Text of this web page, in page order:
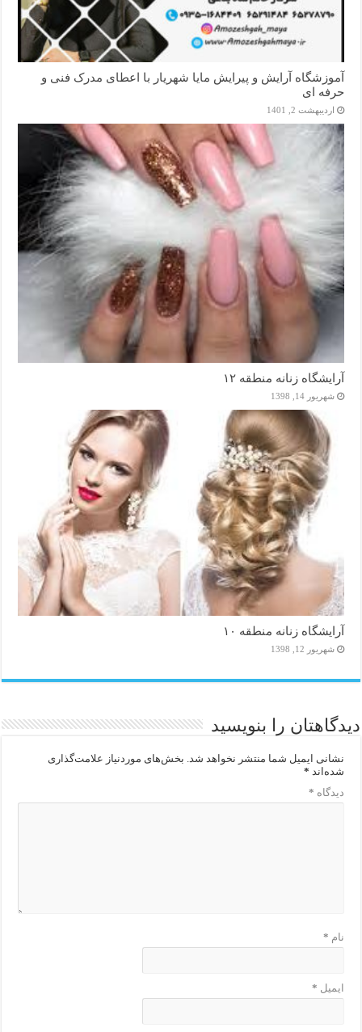
آموزشگاه آرایش و پیرایش مایا شهریار با اعطای مدرک فنی و
حرفه ای
اردیبهشت 2, 1401
آرایشگاه زنانه منطقه ۱۲
شهریور 14, 1398
آرایشگاه زنانه منطقه ۱۰
شهریور 12, 1398
دیدگاهتان را بنویسید
نشانی ایمیل شما منتشر نخواهد شد. بخش‌های موردنیاز علامت‌گذاری
شده‌اند *
دیدگاه *
نام *
ایمیل *